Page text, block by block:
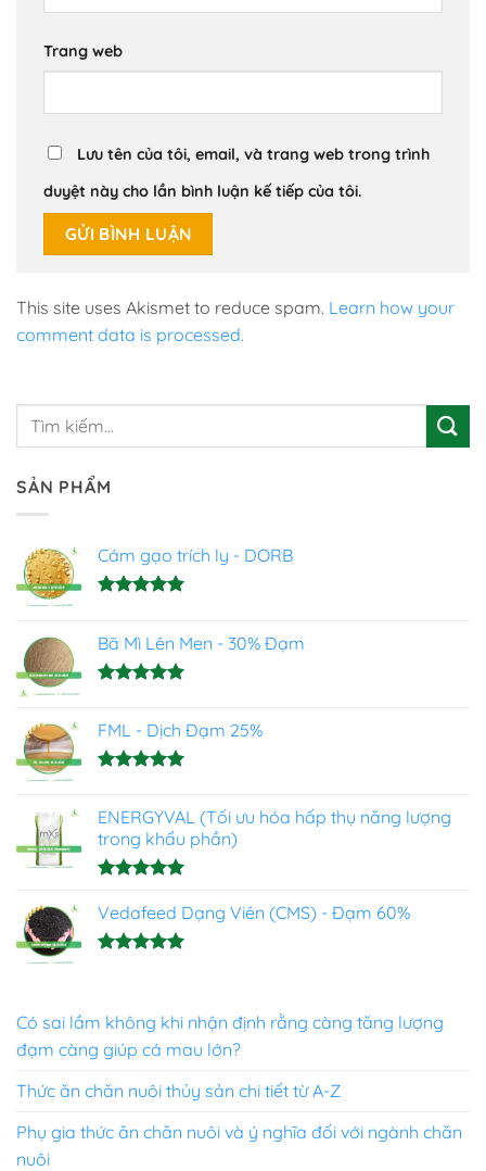
Trang web
Lưu tên của tôi, email, và trang web trong trình
duyệt này cho lần bình luận kế tiếp của tôi.
This site uses Akismet to reduce spam. Learn how your
comment data is processed.
SẢN PHẨM
Cám gạo trích ly - DORB
5 sao
Bã Mì Lên Men - 30% Đạm
5 sao
FML - Dịch Đạm 25%
5 sao
ENERGYVAL (Tối ưu hóa hấp thụ năng lượng
trong khẩu phần)
hạng5.00
Vedafeed Dạng Viên (CMS) - Đạm 60%
Có sai lầm không khi nhận định rằng càng tăng lượng
đạm càng giúp cá mau lớn?
Thức ăn chăn nuôi thủy sản chi tiết từ A-Z
Phụ gia thức ăn chăn nuôi và ý nghĩa đối với ngành chăn
nuôi